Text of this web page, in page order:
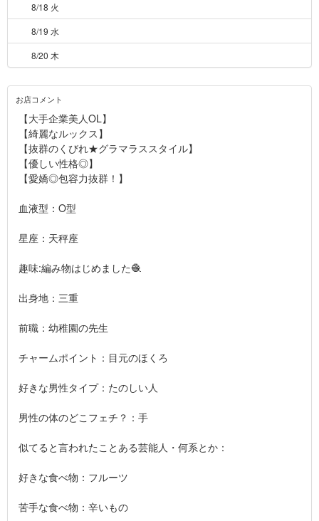
8/18 火
8/19 水
8/20 木
お店コメント
【大手企業美人OL】
【綺麗なルックス】
【抜群のくびれ★グラマラススタイル】
【優しい性格◎】
【愛嬌◎包容力抜群！】
血液型：O型
星座：天秤座
趣味:編み物はじめました🧶
出身地：三重
前職：幼稚園の先生
チャームポイント：目元のほくろ
好きな男性タイプ：たのしい人
男性の体のどこフェチ？：手
似てると言われたことある芸能人・何系とか：
好きな食べ物：フルーツ
苦手な食べ物：辛いもの